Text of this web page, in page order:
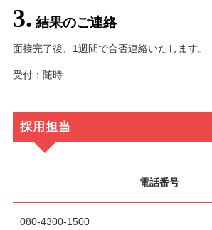
3. 結果のご連絡
面接完了後、1週間で合否連絡いたします。
受付：随時
採用担当
電話番号
080-4300-1500